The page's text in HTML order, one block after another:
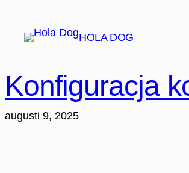
HOLA DOG
Konfiguracja
augusti 9, 2025